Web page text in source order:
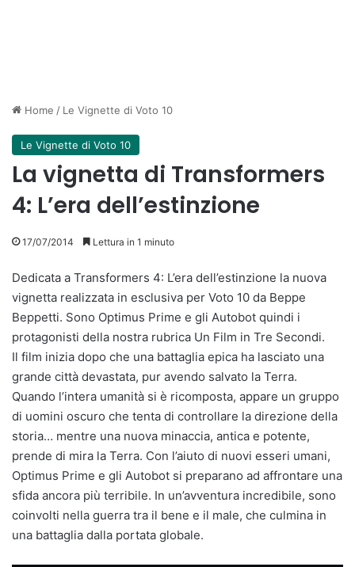
Home / Le Vignette di Voto 10
Le Vignette di Voto 10
La vignetta di Transformers
4: L’era dell’estinzione
17/07/2014 Lettura in 1 minuto
Dedicata a Transformers 4: L’era dell’estinzione la nuova
vignetta realizzata in esclusiva per Voto 10 da Beppe
Beppetti. Sono Optimus Prime e gli Autobot quindi i
protagonisti della nostra rubrica Un Film in Tre Secondi.
Il film inizia dopo che una battaglia epica ha lasciato una
grande città devastata, pur avendo salvato la Terra.
Quando l’intera umanità si è ricomposta, appare un gruppo
di uomini oscuro che tenta di controllare la direzione della
storia… mentre una nuova minaccia, antica e potente,
prende di mira la Terra. Con l’aiuto di nuovi esseri umani,
Optimus Prime e gli Autobot si preparano ad affrontare una
sfida ancora più terribile. In un’avventura incredibile, sono
coinvolti nella guerra tra il bene e il male, che culmina in
una battaglia dalla portata globale.